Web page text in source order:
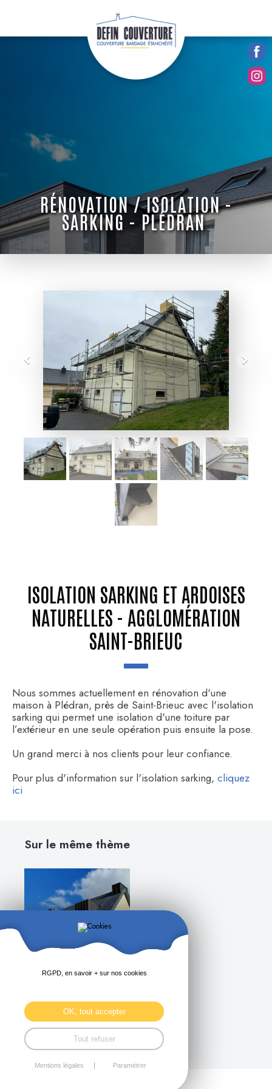
RÉNOVATION / ISOLATION -
SARKING - PLÉDRAN
ISOLATION SARKING ET ARDOISES
NATURELLES - AGGLOMÉRATION
SAINT-BRIEUC
Nous sommes actuellement en rénovation d'une
maison à Plédran, près de Saint-Brieuc avec l'isolation
sarking qui permet une isolation d'une toiture par
l’extérieur en une seule opération puis ensuite la pose.
Un grand merci à nos clients pour leur confiance.
Pour plus d'information sur l'isolation sarking, cliquez
ici
Sur le même thème
rénovation/isolation -
Plédran
En savoir +
RGPD, en savoir + sur nos cookies
OK, tout accepter
Tout refuser
Mentions légales Paramétrer